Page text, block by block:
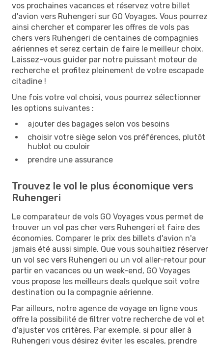
vos prochaines vacances et réservez votre billet
d'avion vers Ruhengeri sur GO Voyages. Vous pourrez
ainsi chercher et comparer les offres de vols pas
chers vers Ruhengeri de centaines de compagnies
aériennes et serez certain de faire le meilleur choix.
Laissez-vous guider par notre puissant moteur de
recherche et profitez pleinement de votre escapade
citadine !
Une fois votre vol choisi, vous pourrez sélectionner
les options suivantes :
ajouter des bagages selon vos besoins
choisir votre siège selon vos préférences, plutôt
hublot ou couloir
prendre une assurance
Trouvez le vol le plus économique vers
Ruhengeri
Le comparateur de vols GO Voyages vous permet de
trouver un vol pas cher vers Ruhengeri et faire des
économies. Comparer le prix des billets d'avion n'a
jamais été aussi simple. Que vous souhaitiez réserver
un vol sec vers Ruhengeri ou un vol aller-retour pour
partir en vacances ou un week-end, GO Voyages
vous propose les meilleurs deals quelque soit votre
destination ou la compagnie aérienne.
Par ailleurs, notre agence de voyage en ligne vous
offre la possibilité de filtrer votre recherche de vol et
d'ajuster vos critères. Par exemple, si pour aller à
Ruhengeri vous désirez éviter les escales, prendre